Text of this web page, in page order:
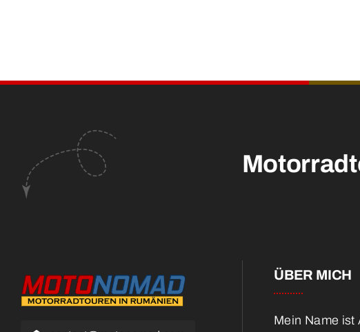
ÜBER MICH
Mein Name ist